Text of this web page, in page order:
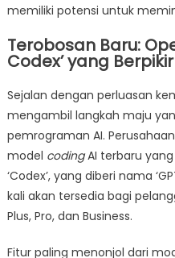
memiliki potensi untuk
Terobosan Baru:
Codex’ yang
Sejalan dengan perluasan
mengambil langkah maju
pemrograman AI.
model codingAI terbaru
‘Codex’, yang diberi nama
kali akan tersedia bagi
Plus, Pro, dan Business.
Fitur paling menonjol dari